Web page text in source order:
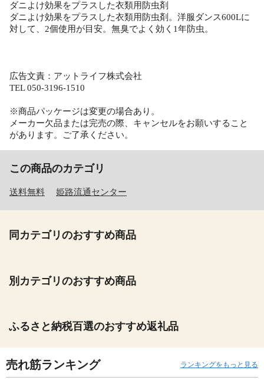
ダニよけ効果をプラスした衣類用防虫剤
ダニよけ効果をプラスした衣類用防虫剤。洋服ダンス600Lに
対して、2個使用が目安。無臭でよく効く1年防虫。
広告文責：アットライフ株式会社
TEL 050-3196-1510
※商品パッケージは変更の場合あり。
メーカー欠品または完売の際、キャンセルをお願いすること
があります。ご了承ください。
この商品のカテゴリ
送料無料 姫路流通センター
同カテゴリのおすすめ商品
別カテゴリのおすすめ商品
ふるさと納税百選のおすすめ返礼品
売れ筋ランキング ランキングをもっと見る